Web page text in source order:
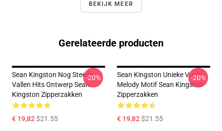
BEKIJK MEER
Gerelateerde producten
Sean Kingston Nog Steeds
Vallen Hits Ontwerp Sean
Kingston Zipperzakken
€ 19,82$21.55
-20%
Sean Kingston Unieke Vocal
Melody Motif Sean Kingston
Zipperzakken
€ 19,82$21.55
-20%